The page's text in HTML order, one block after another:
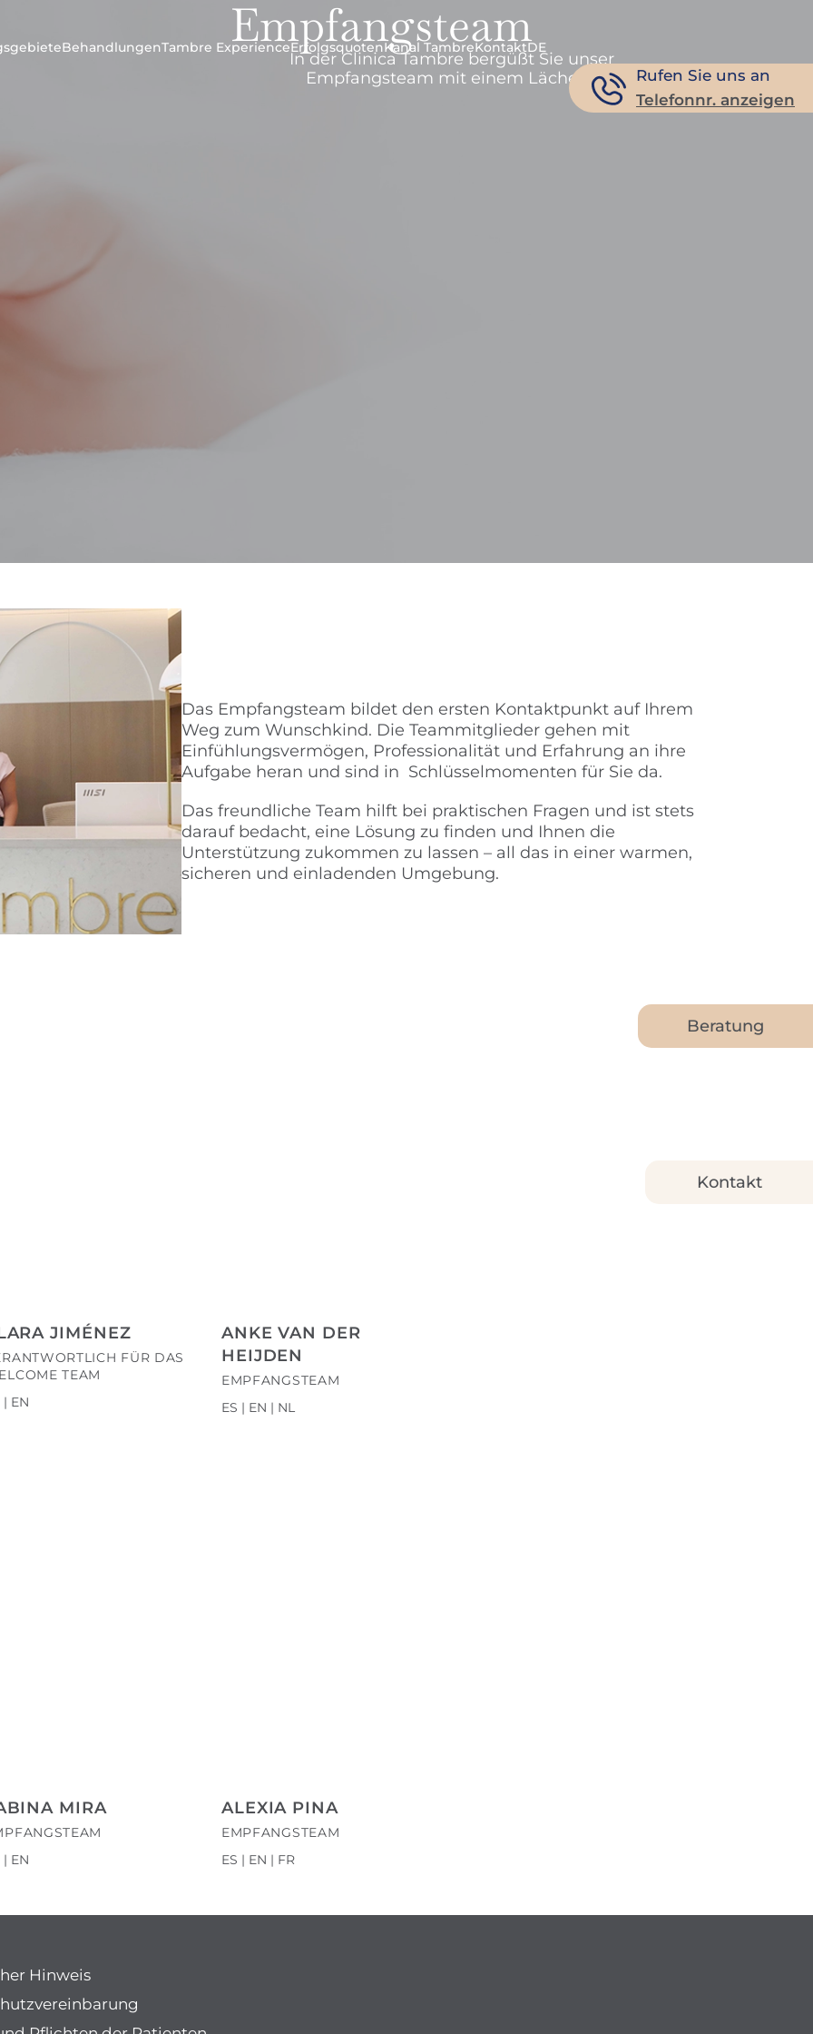
BehandlungenTambre ExperienceErfolgsquotenKanal TambreKontaktDE
Rufen Sie uns an
Telefonnr. anzeigen
Empfangsteam
In der Clinica Tambre bergüßt Sie unser
Empfangsteam mit einem Lächeln.
Das Empfangsteam bildet den ersten Kontaktpunkt auf Ihrem
Weg zum Wunschkind. Die Teammitglieder gehen mit
Einfühlungsvermögen, Professionalität und Erfahrung an ihre
Aufgabe heran und sind in Schlüsselmomenten für Sie da.
Das freundliche Team hilft bei praktischen Fragen und ist stets
darauf bedacht, eine Lösung zu finden und Ihnen die
Unterstützung zukommen zu lassen – all das in einer warmen,
sicheren und einladenden Umgebung.
JIMÉNEZ
FÜR DAS
TEAM
| EN
ANKE VAN DER
HEIJDEN
EMPFANGSTEAM
ES | EN | NL
MIRA
| EN
ALEXIA PINA
EMPFANGSTEAM
ES | EN | FR
Hinweis
Beratung
Kontakt